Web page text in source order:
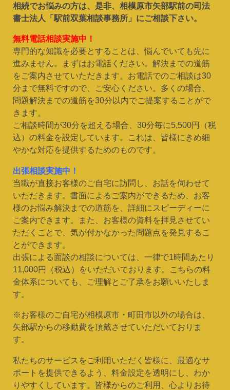
相続でお悩みの方は、是非、相模原市矢部駅前の司法
書士法人「駅前双葉相談事務所」にご相談下さい。
無料電話相談実施中！
専門的な知識を必要とすることは、悩んでいても先に
進みません。まずはお電話ください。解決までの道筋
をご案内させていただきます。お電話でのご相談は30
分まで無料ですので、ご安心ください。多くの場合、
問題解決までの道筋を30分以内でご提案することがで
きます。
ご相談時間が30分を超える場合、30分毎に5,500円（税
込）の料金を設定しています。これは、皆様にきめ細
やかな対応を提供するためのものです。
出張相談実施中！
当職が直接お客様のご自宅に訪問し、お話を伺わせて
いただきます。書面によるご案内ができるため、お客
様のお悩み解決までの道筋を、詳細にスピーディーに
ご案内できます。また、お客様の資料を拝見させてい
ただくことで、気が付かなかった問題点を発見するこ
とができます。
出張による面談の相談については、一律で1時間あたり
11,000円（税込）をいただいております。こちらの料
金体系についても、ご理解とご了承をお願いいたしま
す。
※お客様のご自宅が相模原市・町田市以外の場合は、
矢部駅からの移動費を頂戴させていただいておりま
す。
私たちのサービスをご利用いただく皆様に、最適なサ
ポートを提供できるよう、料金設定を透明にし、わか
りやすくしています。皆様からのご利用、心よりお待